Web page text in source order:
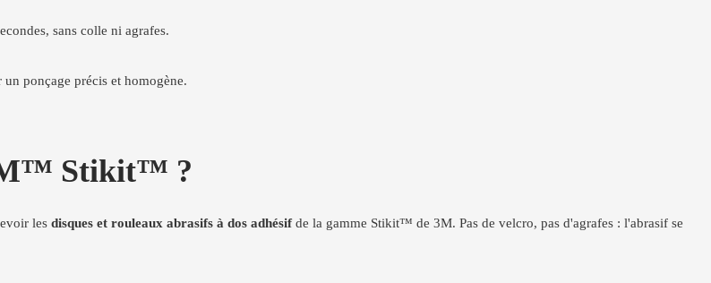
sans colle ni agrafes.
un ponçage précis et homogène.
Stikit™ ?
les disques et rouleaux abrasifs à dos adhésifde la gamme Stikit™ de 3M. Pas de velcro, pas d'agrafes : l'abrasif se